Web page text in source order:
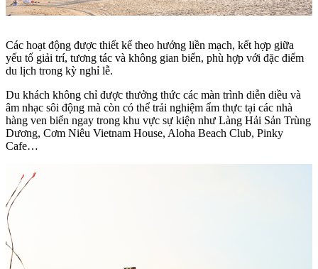
Các hoạt động được thiết kế theo hướng liền mạch, kết hợp giữa
yếu tố giải trí, tương tác và không gian biển, phù hợp với đặc điểm
du lịch trong kỳ nghỉ lễ.
Du khách không chỉ được thưởng thức các màn trình diễn diều và
âm nhạc sôi động mà còn có thể trải nghiệm ẩm thực tại các nhà
hàng ven biển ngay trong khu vực sự kiện như Làng Hải Sản Trùng
Dương, Cơm Niêu Vietnam House, Aloha Beach Club, Pinky
Cafe…